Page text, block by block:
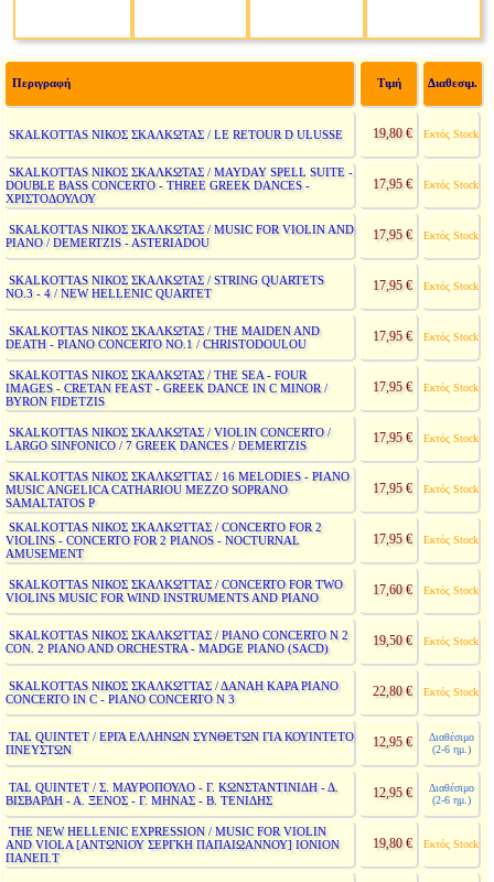
Περιγραφή Τιμή Διαθεσιμ.
SKALKOTTAS ΝΙΚΟΣ ΣΚΑΛΚΩΤΑΣ / LE RETOUR D ULUSSE 19,80 € Εκτός Stock
SKALKOTTAS ΝΙΚΟΣ ΣΚΑΛΚΩΤΑΣ / MAYDAY SPELL SUITE -
DOUBLE BASS CONCERTO - THREE GREEK DANCES -
ΧΡΙΣΤΟΔΟΥΛΟΥ
17,95 € Εκτός Stock
SKALKOTTAS ΝΙΚΟΣ ΣΚΑΛΚΩΤΑΣ / MUSIC FOR VIOLIN AND
PIANO / DEMERTZIS - ASTERIADOU
17,95 € Εκτός Stock
SKALKOTTAS ΝΙΚΟΣ ΣΚΑΛΚΩΤΑΣ / STRING QUARTETS
NO.3 - 4 / NEW HELLENIC QUARTET
17,95 € Εκτός Stock
SKALKOTTAS ΝΙΚΟΣ ΣΚΑΛΚΩΤΑΣ / THE MAIDEN AND
DEATH - PIANO CONCERTO NO.1 / CHRISTODOULOU
17,95 € Εκτός Stock
SKALKOTTAS ΝΙΚΟΣ ΣΚΑΛΚΩΤΑΣ / THE SEA - FOUR
IMAGES - CRETAN FEAST - GREEK DANCE IN C MINOR /
BYRON FIDETZIS
17,95 € Εκτός Stock
SKALKOTTAS ΝΙΚΟΣ ΣΚΑΛΚΩΤΑΣ / VIOLIN CONCERTO /
LARGO SINFONICO / 7 GREEK DANCES / DEMERTZIS
17,95 € Εκτός Stock
SKALKOTTAS ΝΙΚΟΣ ΣΚΑΛΚΩΤΤΑΣ / 16 MELODIES - PIANO
MUSIC ANGELICA CATHARIOU MEZZO SOPRANO
SAMALTATOS P
17,95 € Εκτός Stock
SKALKOTTAS ΝΙΚΟΣ ΣΚΑΛΚΩΤΤΑΣ / CONCERTO FOR 2
VIOLINS - CONCERTO FOR 2 PIANOS - NOCTURNAL
AMUSEMENT
17,95 € Εκτός Stock
SKALKOTTAS ΝΙΚΟΣ ΣΚΑΛΚΩΤΤΑΣ / CONCERTO FOR TWO
VIOLINS MUSIC FOR WIND INSTRUMENTS AND PIANO
17,60 € Εκτός Stock
SKALKOTTAS ΝΙΚΟΣ ΣΚΑΛΚΩΤΤΑΣ / PIANO CONCERTO N 2
CON. 2 PIANO AND ORCHESTRA - MADGE PIANO (SACD)
19,50 € Εκτός Stock
SKALKOTTAS ΝΙΚΟΣ ΣΚΑΛΚΩΤΤΑΣ / ΔΑΝΑΗ ΚΑΡΑ PIANO
CONCERTO IN C - PIANO CONCERTO N 3
22,80 € Εκτός Stock
TAL QUINTET / ΕΡΓΑ ΕΛΛΗΝΩΝ ΣΥΝΘΕΤΩΝ ΓΙΑ ΚΟΥΙΝΤΕΤΟ
ΠΝΕΥΣΤΩΝ
12,95 €
Διαθέσιμο
(2-6 ημ.)
TAL QUINTET / Σ. ΜΑΥΡΟΠΟΥΛΟ - Γ. ΚΩΝΣΤΑΝΤΙΝΙΔΗ - Δ.
ΒΙΣΒΑΡΔΗ - Α. ΞΕΝΟΣ - Γ. ΜΗΝΑΣ - Β. ΤΕΝΙΔΗΣ
12,95 €
Διαθέσιμο
(2-6 ημ.)
THE NEW HELLENIC EXPRESSION / MUSIC FOR VIOLIN
AND VIOLA [ΑΝΤΩΝΙΟΥ ΣΕΡΓΚΗ ΠΑΠΑΙΩΑΝΝΟΥ] ΙΟΝΙΟΝ
ΠΑΝΕΠ.Τ
19,80 € Εκτός Stock